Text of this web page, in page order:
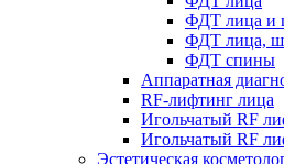
ФДТ лица и
ФДТ лица,
ФДТ спины
Аппаратная
RF-лифтинг лица
Игольчатый RF
Игольчатый RF
Эстетическая